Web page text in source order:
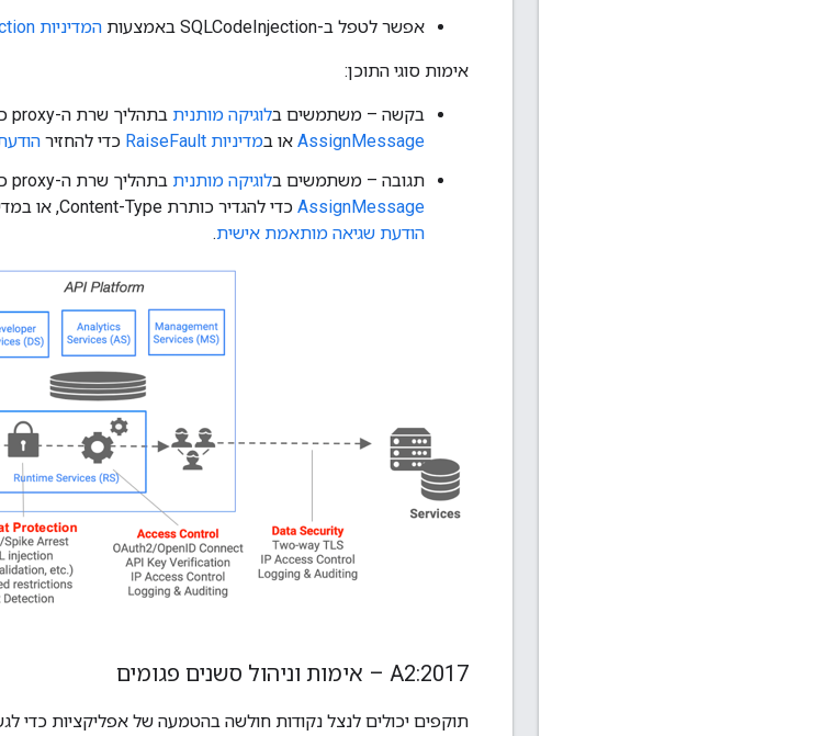
אפשר לטפל ב-SQLCodeInjection באמצעות
המדיניות RegularExpressionProtection
אימות סוגי התוכן:
בקשה – משתמשים בלוגיקה מותנית בתהליך שרת ה-proxy כדי לבדוק את Content-Type. משתמשים ב
AssignMessage או במדיניות RaiseFault כדי להחזיר
תגובה – משתמשים בלוגיקה מותנית בתהליך שרת ה-proxy כדי לאמת את Content-Type. משתמשים ב
AssignMessage כדי להגדיר כותרת Content-Type, או במדיניות AssignMessage או RaiseFault כדי להחזיר
הודעת שגיאה מותאמת אישית.
A2:2017 – אימות וניהול סשנים פגומים
תוקפים יכולים לנצל נקודות חולשה בהטמעה של אפליקציות כדי